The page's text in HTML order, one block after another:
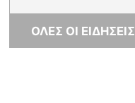
ΟΛΕΣ ΟΙ ΕΙΔΗΣΕΙΣ